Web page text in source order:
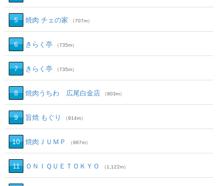
5 焼肉 チェの家 （707m）
6 きらく亭 （735m）
7 きらく亭 （735m）
8 焼肉うちわ 広尾白金店 （803m）
9 旨焼 もぐり （914m）
10 焼肉ＪＵＭＰ （987m）
11 ＯＮＩＱＵＥＴＯＫＹＯ （1,122m）